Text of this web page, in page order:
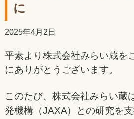
に
2025年4月2日
平素より株式会社みらい蔵を
にありがとうございます。
このたび、株式会社みらい蔵
発機構（JAXA）との研究を支